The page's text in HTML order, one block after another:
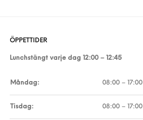
ÖPPETTIDER
Lunchstängt varje dag 12:00 – 12:45
Måndag: 08:00 – 17:00
Tisdag: 08:00 – 17:00